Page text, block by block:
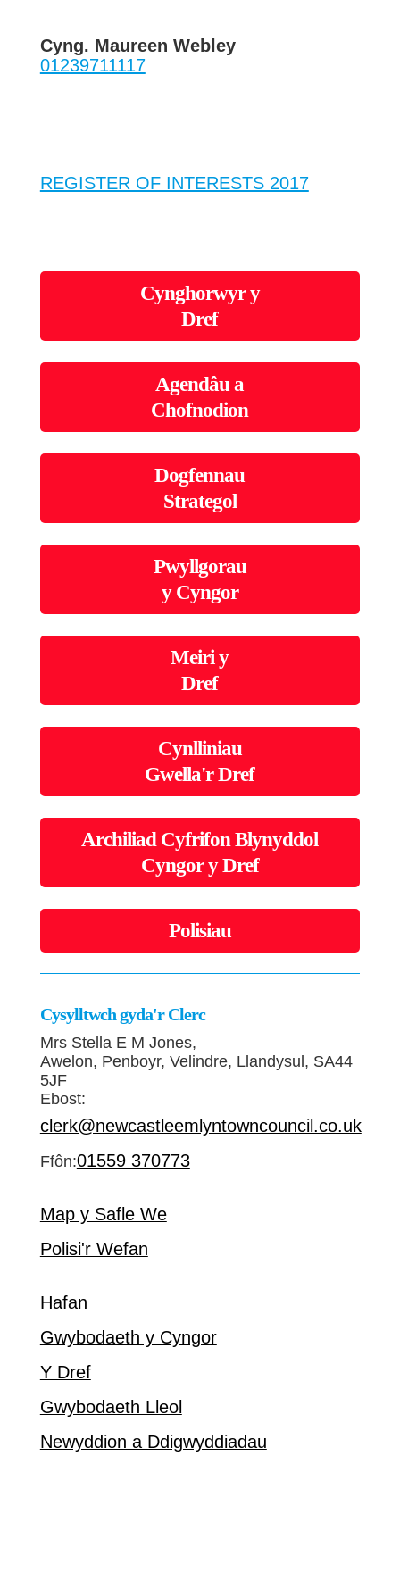
Cyng. Maureen Webley
01239711117
REGISTER OF INTERESTS 2017
Cynghorwyr y
Dref
Agendâu a
Chofnodion
Dogfennau
Strategol
Pwyllgorau
y Cyngor
Meiri y
Dref
Cynlliniau
Gwella'r Dref
Archiliad Cyfrifon Blynyddol
Cyngor y Dref
Polisiau
Cysylltwch gyda'r Clerc
Mrs Stella E M Jones,
Awelon, Penboyr, Velindre, Llandysul, SA44
5JF
Ebost:
clerk@newcastleemlyntowncouncil.co.uk
Ffôn:01559 370773
Map y Safle We
Polisi'r Wefan
Hafan
Gwybodaeth y Cyngor
Y Dref
Gwybodaeth Lleol
Newyddion a Ddigwyddiadau